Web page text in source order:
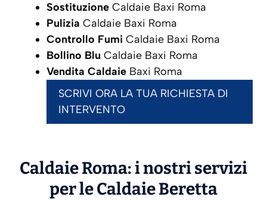
Sostituzione Caldaie Baxi Roma
Pulizia Caldaie Baxi Roma
Controllo Fumi Caldaie Baxi Roma
Bollino Blu Caldaie Baxi Roma
Vendita Caldaie Baxi Roma
SCRIVI ORA LA TUA RICHIESTA DI
INTERVENTO
Caldaie Roma: i nostri servizi
per le CaldaieBeretta